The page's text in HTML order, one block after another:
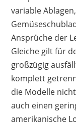
variable
Ansprüche der
Gleiche gilt für
großzügig
komplett
die Modelle
auch einen
amerikanische